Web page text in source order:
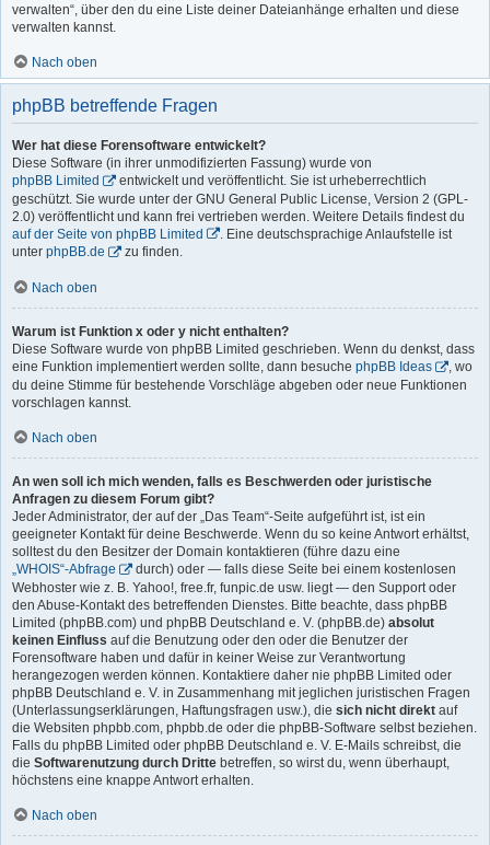
verwalten“, über den du eine Liste deiner Dateianhänge erhalten und diese
verwalten kannst.
Nach oben
phpBB betreffende Fragen
Wer hat diese Forensoftware entwickelt?
Diese Software (in ihrer unmodifizierten Fassung) wurde von
phpBB Limited
entwickelt und veröffentlicht. Sie ist urheberrechtlich
geschützt. Sie wurde unter der GNU General Public License, Version 2 (GPL-
2.0) veröffentlicht und kann frei vertrieben werden. Weitere Details findest du
auf der Seite von phpBB Limited
. Eine deutschsprachige Anlaufstelle ist
unter phpBB.de zu finden.
Nach oben
Warum ist Funktion x oder y nicht enthalten?
Diese Software wurde von phpBB Limited geschrieben. Wenn du denkst, dass
eine Funktion implementiert werden sollte, dann besuche phpBB Ideas
, wo
du deine Stimme für bestehende Vorschläge abgeben oder neue Funktionen
vorschlagen kannst.
Nach oben
An wen soll ich mich wenden, falls es Beschwerden oder juristische
Anfragen zu diesem Forum gibt?
Jeder Administrator, der auf der „Das Team“-Seite aufgeführt ist, ist ein
geeigneter Kontakt für deine Beschwerde. Wenn du so keine Antwort erhältst,
solltest du den Besitzer der Domain kontaktieren (führe dazu eine
„WHOIS“-Abfrage
durch) oder — falls diese Seite bei einem kostenlosen
Webhoster wie z. B. Yahoo!, free.fr, funpic.de usw. liegt — den Support oder
den Abuse-Kontakt des betreffenden Dienstes. Bitte beachte, dass phpBB
Limited (phpBB.com) und phpBB Deutschland e. V. (phpBB.de) absolut
keinen Einfluss auf die Benutzung oder den oder die Benutzer der
Forensoftware haben und dafür in keiner Weise zur Verantwortung
herangezogen werden können. Kontaktiere daher nie phpBB Limited oder
phpBB Deutschland e. V. in Zusammenhang mit jeglichen juristischen Fragen
(Unterlassungserklärungen, Haftungsfragen usw.), die sich nicht direkt auf
die Websiten phpbb.com, phpbb.de oder die phpBB-Software selbst beziehen.
Falls du phpBB Limited oder phpBB Deutschland e. V. E-Mails schreibst, die
die Softwarenutzung durch Dritte betreffen, so wirst du, wenn überhaupt,
höchstens eine knappe Antwort erhalten.
Nach oben